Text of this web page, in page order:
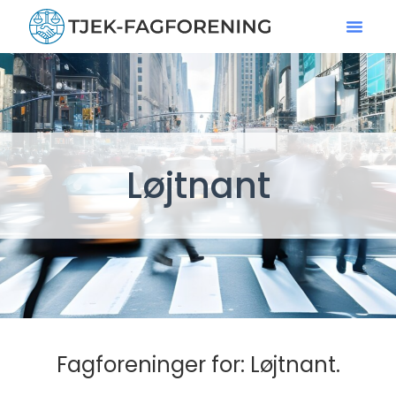
Løjtnant
Fagforeninger for: Løjtnant.